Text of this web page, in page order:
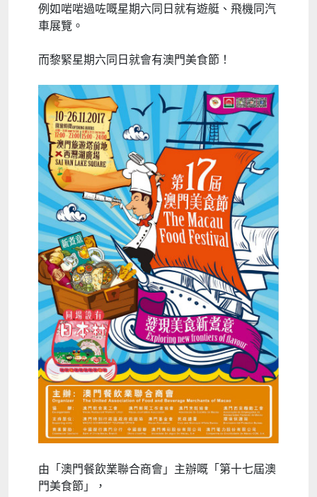
例如啱啱過咗嘅星期六同日就有遊艇、飛機同汽
車展覽。
而黎緊星期六同日就會有澳門美食節！
由「澳門餐飲業聯合商會」主辦嘅「第十七屆澳
門美食節」，